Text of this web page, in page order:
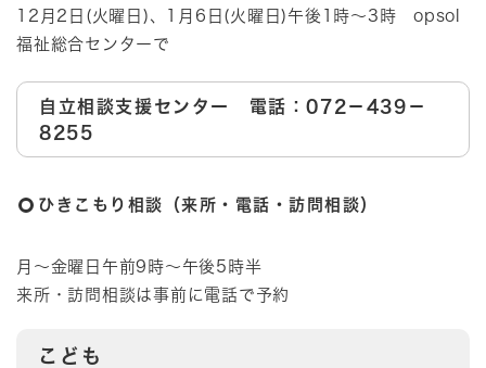
12月2日(火曜日)、1月6日(火曜日)午後1時～3時 opsol
福祉総合センターで
自立相談支援センター 電話：072－439－
8255
ひきこもり相談（来所・電話・訪問相談）
月～金曜日午前9時～午後5時半
来所・訪問相談は事前に電話で予約
こども